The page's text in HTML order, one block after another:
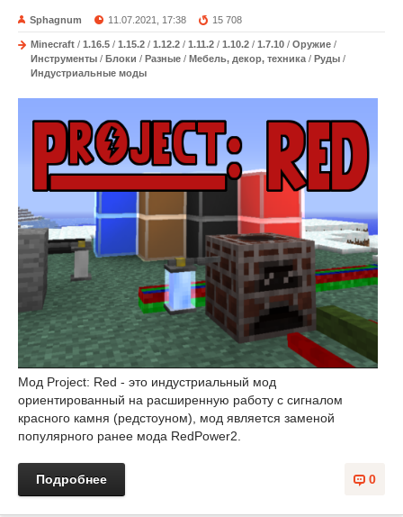
Sphagnum 11.07.2021, 17:38 15 708
Minecraft / 1.16.5 / 1.15.2 / 1.12.2 / 1.11.2 / 1.10.2 / 1.7.10 / Оружие /
Инструменты / Блоки / Разные / Мебель, декор, техника / Руды /
Индустриальные моды
Мод Project: Red - это индустриальный мод
ориентированный на расширенную работу с сигналом
красного камня (редстоуном), мод является заменой
популярного ранее мода RedPower2.
0
Подробнее